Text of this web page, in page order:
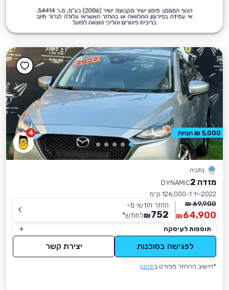
4
נתניה
מזדה 2
DYNAMIC
2022 יד 1
126,000 ק״מ
69,900 ₪
64,900
₪
החזר חודשי מ-
752
₪לחודש*
תוספות לעיסקה
לפגישה בסוכנות יצירת קשר
*חישוב ההחזר מפורט בתקנון
5,000 ₪ הנחה